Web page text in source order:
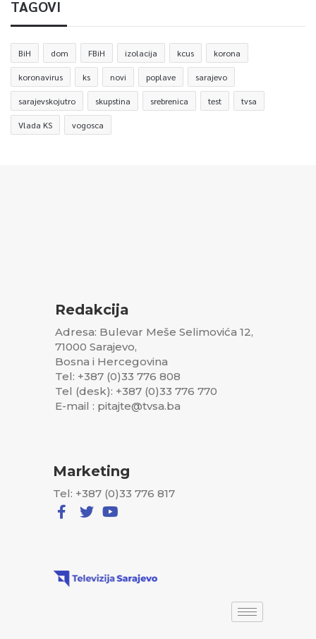
TAGOVI
BiH dom FBiH izolacija kcus korona
koronavirus ks novi poplave sarajevo
sarajevskojutro skupstina srebrenica test tvsa
Vlada KS vogosca
Redakcija
Adresa: Bulevar Meše Selimovića 12,
71000 Sarajevo,
Bosna i Hercegovina
Tel: +387 (0)33 776 808
Tel (desk): +387 (0)33 776 770
E-mail : pitajte@tvsa.ba
Marketing
Tel: +387 (0)33 776 817